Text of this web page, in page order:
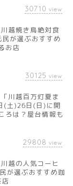
30710 view
越焼き鳥絶対食
が選ぶおすすめ
お店
30125 view
川越百万灯夏ま
(土)26日(日)に開
ろは？屋台情報も
29808 view
越の人気コーヒ
が選ぶおすすめ珈